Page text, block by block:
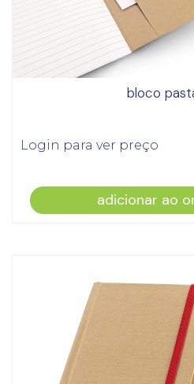
bloco
Login para ver preço
adicionar ao